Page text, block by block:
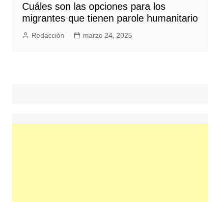
Cuáles son las opciones para los
migrantes que tienen parole humanitario
Redacción marzo 24, 2025